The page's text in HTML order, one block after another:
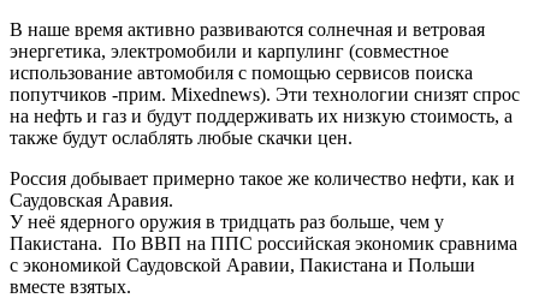
В наше время активно развиваются солнечная и ветровая
энергетика, электромобили и карпулинг (совместное
использование автомобиля с помощью сервисов поиска
попутчиков -прим. Mixednews). Эти технологии снизят спрос
на нефть и газ и будут поддерживать их низкую стоимость, а
также будут ослаблять любые скачки цен.
Россия добывает примерно такое же количество нефти, как и
Саудовская Аравия.
У неё ядерного оружия в тридцать раз больше, чем у
Пакистана. По ВВП на ППС российская экономик сравнима
с экономикой Саудовской Аравии, Пакистана и Польши
вместе взятых.